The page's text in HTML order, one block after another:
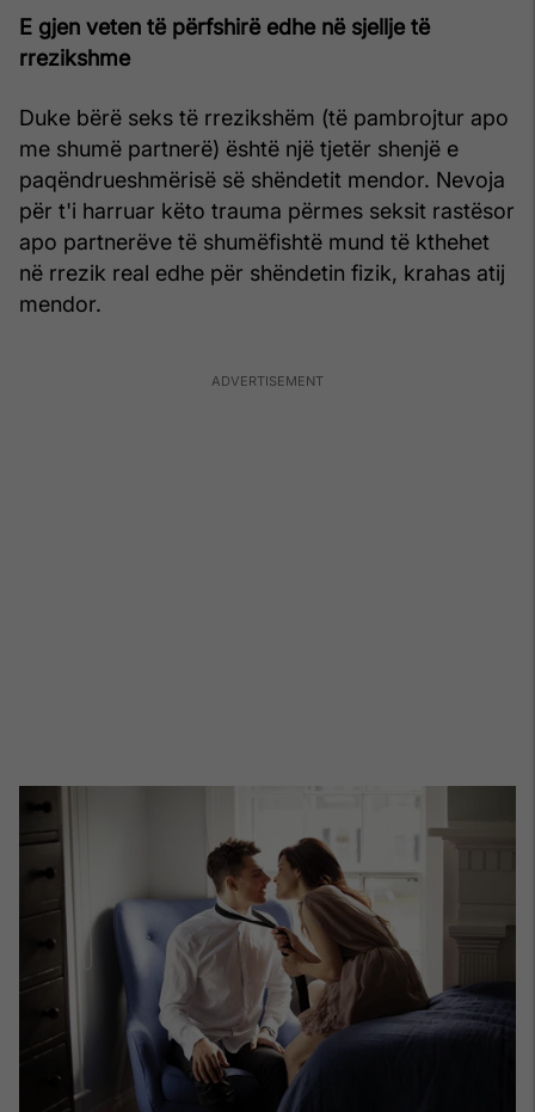
E gjen veten të përfshirë edhe në sjellje të
rrezikshme
Duke bërë seks të rrezikshëm (të pambrojtur apo
me shumë partnerë) është një tjetër shenjë e
paqëndrueshmërisë së shëndetit mendor. Nevoja
për t'i harruar këto trauma përmes seksit rastësor
apo partnerëve të shumëfishtë mund të kthehet
në rrezik real edhe për shëndetin fizik, krahas atij
mendor.